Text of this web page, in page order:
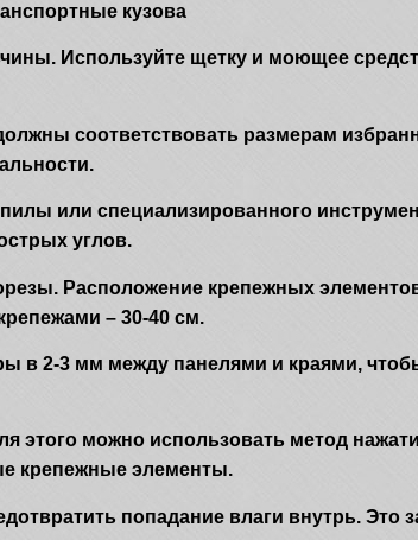
кузова
Используйте щетку и моющее
соответствовать размерам
или специализированного
углов.
Расположение крепежных
– 30-40 см.
в 2-3 мм между панелями и краями,
этого можно использовать метод
крепежные элементы.
попадание влаги внутрь. Это